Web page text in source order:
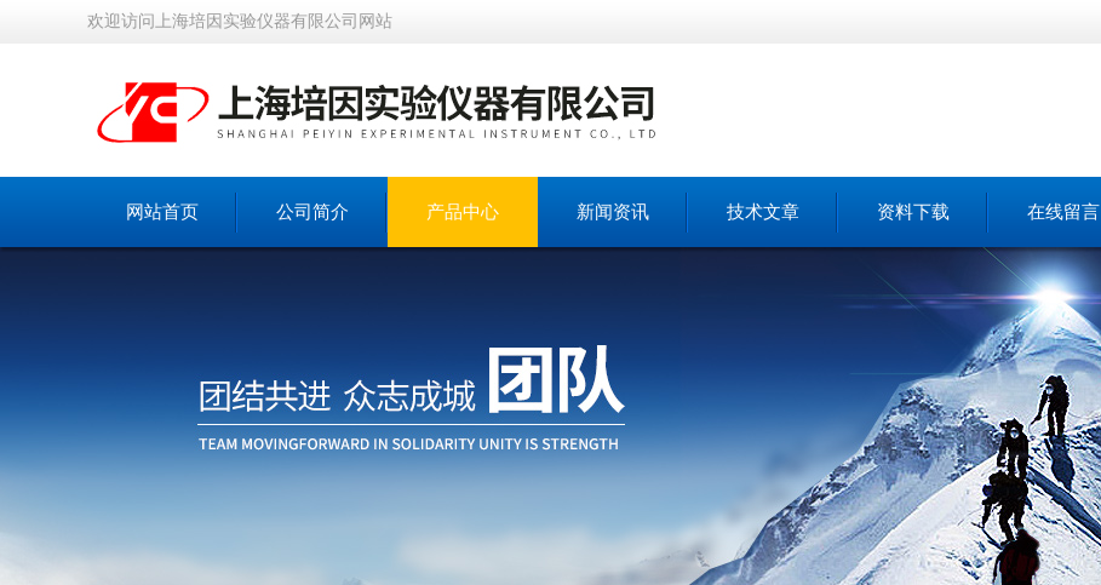
欢迎访问上海培因实验仪器有限公司网站
网站首页 公司简介 产品中心 新闻资讯 技术文章 资料下载 在线留言